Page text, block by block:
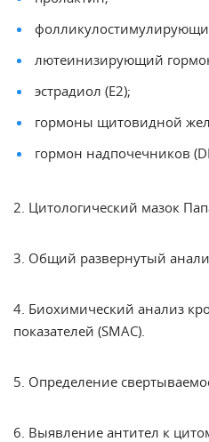
лютеинизирующий
эстрадиол (E2);
гормоны щитовидной
гормон надпочечников
2. Цитологический мазок
3. Общий развернутый
4. Биохимический анализ
показателей (SMAC).
5. Определение
6. Выявление антител к